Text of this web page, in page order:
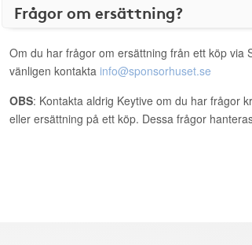
Frågor om ersättning?
Om du har frågor om ersättning från ett köp via
vänligen kontakta info@sponsorhuset.se
OBS: Kontakta aldrig Keytive om du har frågor
eller ersättning på ett köp. Dessa frågor